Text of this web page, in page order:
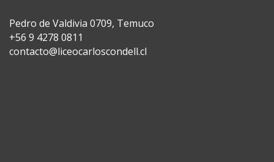
Pedro de Valdivia 0709, Temuco
+56 9 4278 0811
contacto@liceocarloscondell.cl